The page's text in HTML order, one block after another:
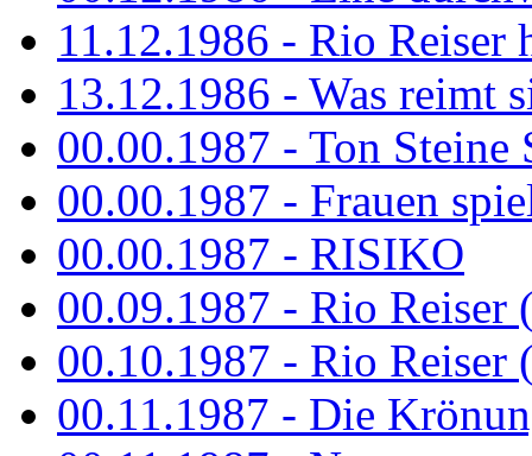
11.12.1986 - Rio Reiser
13.12.1986 - Was reimt
00.00.1987 - Ton Steine
00.00.1987 - Frauen
00.00.1987 - RISIKO
00.09.1987 - Rio Reiser
00.10.1987 - Rio Reiser
00.11.1987 - Die